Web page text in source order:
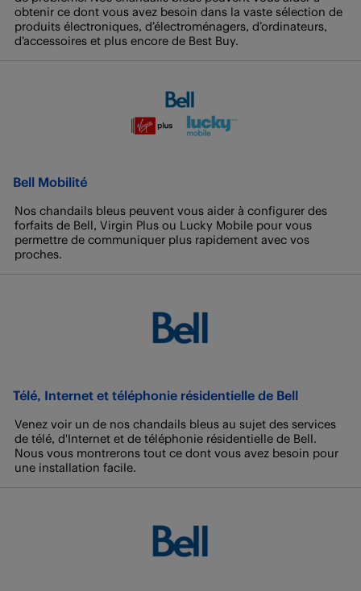
obtenir ce dont vous avez besoin dans la vaste sélection de
produits électroniques, d’électroménagers, d’ordinateurs,
d’accessoires et plus encore de Best Buy.
Bell Mobilité
Nos chandails bleus peuvent vous aider à configurer des
forfaits de Bell, Virgin Plus ou Lucky Mobile pour vous
permettre de communiquer plus rapidement avec vos
proches.
Télé, Internet et téléphonie résidentielle de Bell
Venez voir un de nos chandails bleus au sujet des services
de télé, d'Internet et de téléphonie résidentielle de Bell.
Nous vous montrerons tout ce dont vous avez besoin pour
une installation facile.